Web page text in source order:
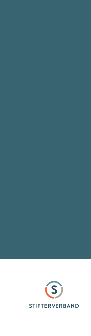
Frauen und Jugend
Stifterverband